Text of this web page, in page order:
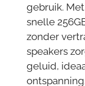
gebruik.
snelle
zonder
speakers
geluid,